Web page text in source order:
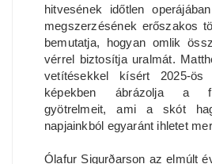
hitvesének időtlen
megszerzésének erőszakos
bemutatja, hogyan omlik
vérrel biztosítja uralmát.
vetítésekkel kísért 2025-ös
képekben ábrázolja a
gyötrelmeit, ami a skót
napjainkból egyaránt ihletet
Ólafur Sigurðarson az elmúlt